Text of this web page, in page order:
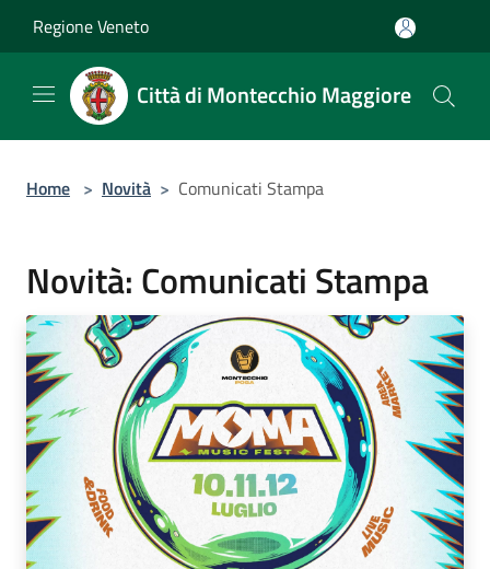
Regione Veneto
Città di Montecchio Maggiore
Home > Novità > Comunicati Stampa
Novità: Comunicati Stampa